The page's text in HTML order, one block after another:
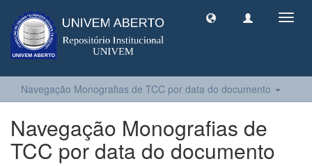
Navegação Monografias de TCC por data do documento
Navegação Monografias de
TCC por data do documento